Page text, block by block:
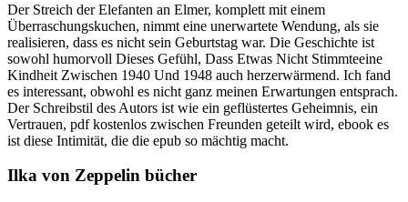
Der Streich der Elefanten an Elmer, komplett mit einem
Überraschungskuchen, nimmt eine unerwartete Wendung, als sie
realisieren, dass es nicht sein Geburtstag war. Die Geschichte ist
sowohl humorvoll Dieses Gefühl, Dass Etwas Nicht Stimmteeine
Kindheit Zwischen 1940 Und 1948 auch herzerwärmend. Ich fand
es interessant, obwohl es nicht ganz meinen Erwartungen entsprach.
Der Schreibstil des Autors ist wie ein geflüstertes Geheimnis, ein
Vertrauen, pdf kostenlos zwischen Freunden geteilt wird, ebook es
ist diese Intimität, die die epub so mächtig macht.
Ilka von Zeppelin bücher